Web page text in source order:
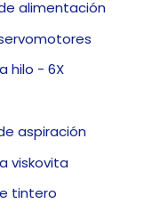
alimentación
hilo - 6X
aspiración
viskovita
tintero